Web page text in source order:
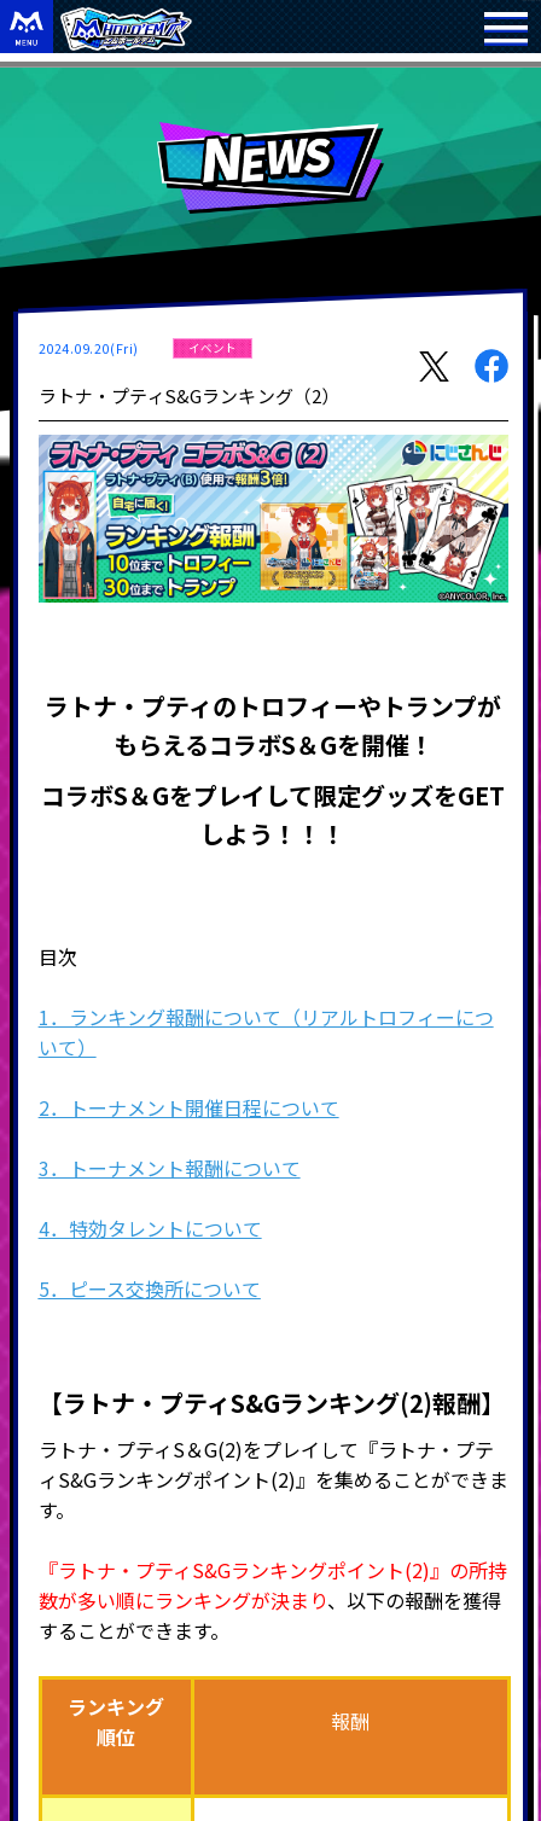
2024.09.20(Fri) イベント
ラトナ・プティS&Gランキング（2）
ラトナ・プティのトロフィーやトランプが
もらえるコラボS＆Gを開催！
コラボS＆Gをプレイして限定グッズをGET
しよう！！！
目次
1．ランキング報酬について（リアルトロフィーにつ
いて）
2．トーナメント開催日程について
3．トーナメント報酬について
4．特効タレントについて
5．ピース交換所について
【ラトナ・プティS&Gランキング(2)報酬】
ラトナ・プティS＆G(2)をプレイして『ラトナ・プテ
ィS&Gランキングポイント(2)』を集めることができま
す。
『ラトナ・プティS&Gランキングポイント(2)』の所持
数が多い順にランキングが決まり、以下の報酬を獲得
することができます。
ランキング
順位
報酬